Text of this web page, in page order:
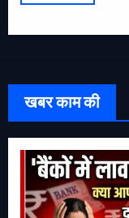
खबर काम की